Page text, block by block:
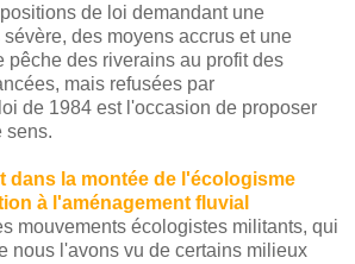
de loi demandant une
des moyens accrus et une
pêche des riverains au profit des
mais refusées par
de 1984 est l'occasion de proposer
sens.
dans la montée de l'écologisme
à l'aménagement fluvial
mouvements écologistes militants, qui
nous l'avons vu de certains milieux